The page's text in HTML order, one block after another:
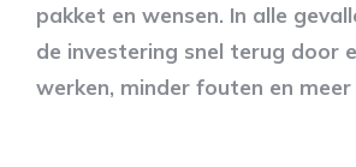
pakket en wensen. In alle
de investering snel terug door
werken, minder fouten en meer